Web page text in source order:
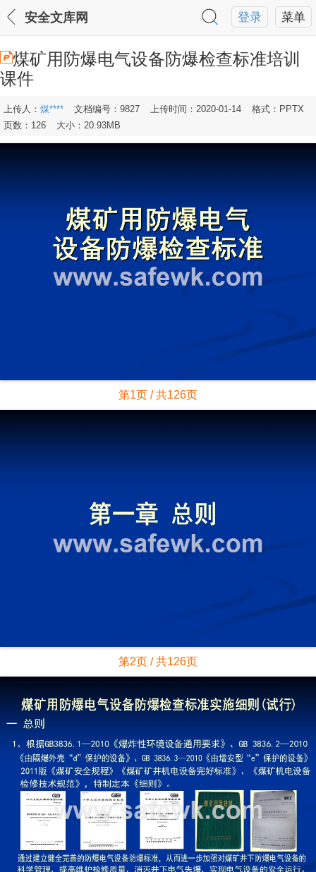
菜单
登录
安全文库网
煤矿用防爆电气设备防爆检查标准培训
课件
上传人： 煤**** 文档编号：9827 上传时间：2020-01-14
格式：PPTX
页数：126
大小：20.93MB
第1页 / 共126页
第2页 / 共126页